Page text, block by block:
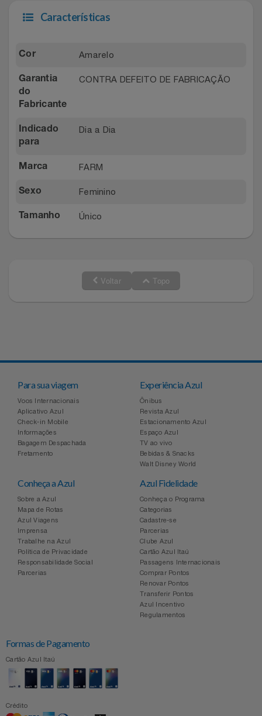
Relógios
Utilidades Industriais
Vestuário
Stanley Pmi
Top Store
Tramontina
Weconnect
Características
Cor Amarelo
Garantia
do
Fabricante
CONTRA DEFEITO DE FABRICAÇÃO
Indicado
para
Dia a Dia
Marca FARM
Sexo Feminino
Tamanho Único
Voltar Topo
Para sua viagem
Voos Internacionais
Aplicativo Azul
Check-in Mobile
Informações
Bagagem Despachada
Fretamento
Experiência Azul
Ônibus
Revista Azul
Estacionamento Azul
Espaço Azul
TV ao vivo
Bebidas & Snacks
Walt Disney World
Conheça a Azul
Sobre a Azul
Mapa de Rotas
Azul Viagens
Imprensa
Trabalhe na Azul
Política de Privacidade
Responsabilidade Social
Parcerias
Azul Fidelidade
Conheça o Programa
Categorias
Cadastre-se
Parcerias
Clube Azul
Cartão Azul Itaú
Passagens Internacionais
Comprar Pontos
Renovar Pontos
Transferir Pontos
Azul Incentivo
Regulamentos
Formas de Pagamento
Cartão Azul Itaú
Crédito